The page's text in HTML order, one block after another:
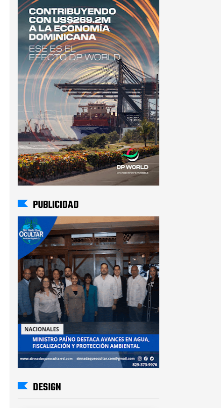
PUBLICIDAD
DESIGN